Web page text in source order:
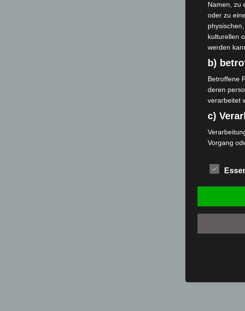
Namen, zu
oder zu
kulturellen
werden
b)
Betroffene
deren
verarbeitet
c)
Vorgang
das
das
oder eine
die
d)
Profiling ist
Daten, die
werden,